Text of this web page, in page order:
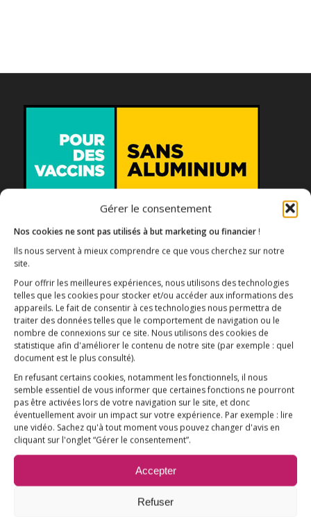
Gérer le consentement
Nos cookies ne sont pas utilisés à but marketing ou financier !
Ils nous servent à mieux comprendre ce que vous cherchez sur notre
site.
Pour offrir les meilleures expériences, nous utilisons des technologies
telles que les cookies pour stocker et/ou accéder aux informations des
appareils. Le fait de consentir à ces technologies nous permettra de
traiter des données telles que le comportement de navigation ou le
nombre de connexions sur ce site. Nous utilisons des cookies de
statistique afin d'améliorer le contenu de notre site (par exemple : quel
document est le plus consulté).
En refusant certains cookies, notamment les fonctionnels, il nous
semble essentiel de vous informer que certaines fonctions ne pourront
pas être activées lors de votre navigation sur le site, et donc
éventuellement avoir un impact sur votre expérience. Par exemple : lire
une vidéo. Sachez qu'à tout moment vous pouvez changer d'avis en
cliquant sur l'onglet “Gérer le consentement”.
Accepter
Refuser
Association E3M
Qui sommes-nous ? AIDEZ-NOUS !
L’ESSENTIEL
COMPRENDRE
AGIR
VACCINATION HPV
E3M interpelle le Ministre de la Santé